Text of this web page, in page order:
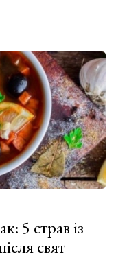
5 страв із
свят